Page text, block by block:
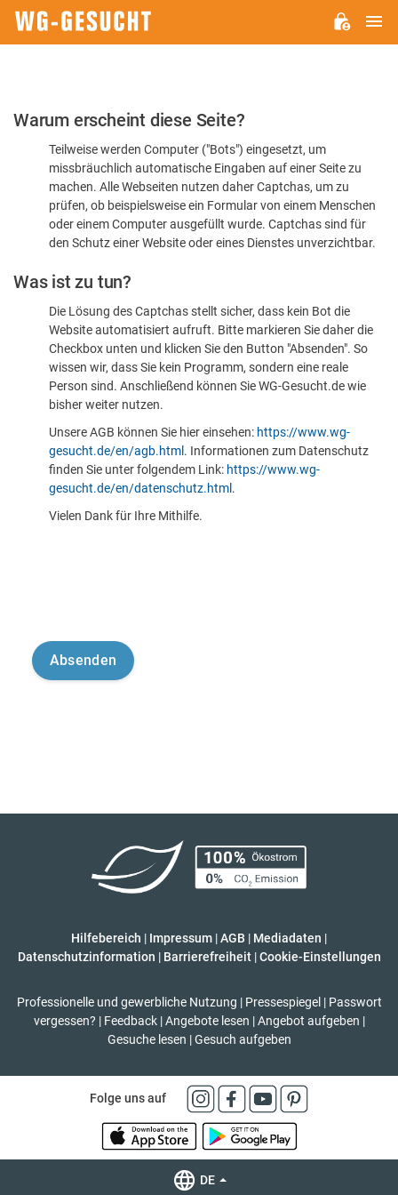
Bitte
dass
sind
Warum erscheint diese Seite?
Teilweise werden Computer ("Bots") eingesetzt, um
missbräuchlich automatische Eingaben auf einer Seite zu
machen. Alle Webseiten nutzen daher Captchas, um zu
prüfen, ob beispielsweise ein Formular von einem Menschen
oder einem Computer ausgefüllt wurde. Captchas sind für
den Schutz einer Website oder eines Dienstes unverzichtbar.
Was ist zu tun?
Die Lösung des Captchas stellt sicher, dass kein Bot die
Website automatisiert aufruft. Bitte markieren Sie daher die
Checkbox unten und klicken Sie den Button "Absenden". So
wissen wir, dass Sie kein Programm, sondern eine reale
Person sind. Anschließend können Sie WG-Gesucht.de wie
bisher weiter nutzen.
Unsere AGB können Sie hier einsehen: https://www.wg-
gesucht.de/en/agb.html . Informationen zum Datenschutz
finden Sie unter folgendem Link: https://www.wg-
gesucht.de/en/datenschutz.html .
Vielen Dank für Ihre Mithilfe.
Hilfebereich | Impressum |AGB | Mediadaten |
Datenschutzinformation | Barrierefreiheit | Cookie-Einstellungen
Professionelle und gewerbliche Nutzung | Pressespiegel | Passwort
vergessen? | Feedback | Angebote lesen | Angebot aufgeben |
Gesuche lesen | Gesuch aufgeben
Folge uns auf
DE